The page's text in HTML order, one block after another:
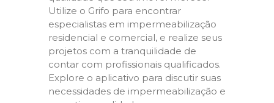
Utilize o Grifo para encontrar
especialistas em impermeabilização
residencial e comercial, e realize seus
projetos com a tranquilidade de
contar com profissionais qualificados.
Explore o aplicativo para discutir suas
necessidades de impermeabilização e